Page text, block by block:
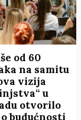
od 60
na samitu
vizija
u
otvorilo
budućnosti